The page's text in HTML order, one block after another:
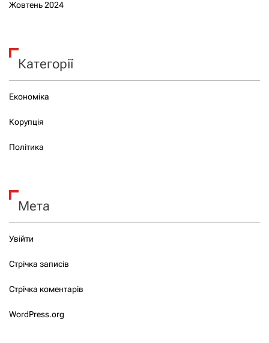
Жовтень 2024
Категорії
Економіка
Корупція
Політика
Мета
Увійти
Стрічка записів
Стрічка коментарів
WordPress.org